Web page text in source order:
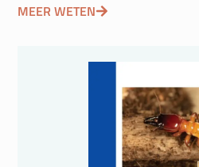
MEER WETEN